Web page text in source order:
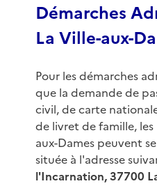
Démarches
La Ville-aux-
Pour les démarches
que la demande de
civil, de carte
de livret de famille,
aux-Dames peuvent
située à l'adresse
l'Incarnation, 37700